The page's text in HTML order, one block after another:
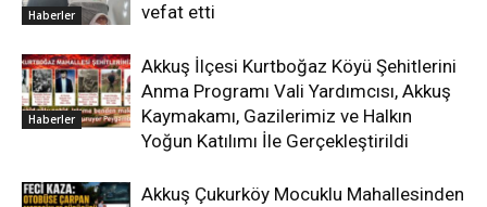
Haberler
vefat etti
Haberler
Akkuş İlçesi Kurtboğaz Köyü Şehitlerini
Anma Programı Vali Yardımcısı, Akkuş
Kaymakamı, Gazilerimiz ve Halkın
Yoğun Katılımı İle Gerçekleştirildi
Akkuş Çukurköy Mocuklu Mahallesinden